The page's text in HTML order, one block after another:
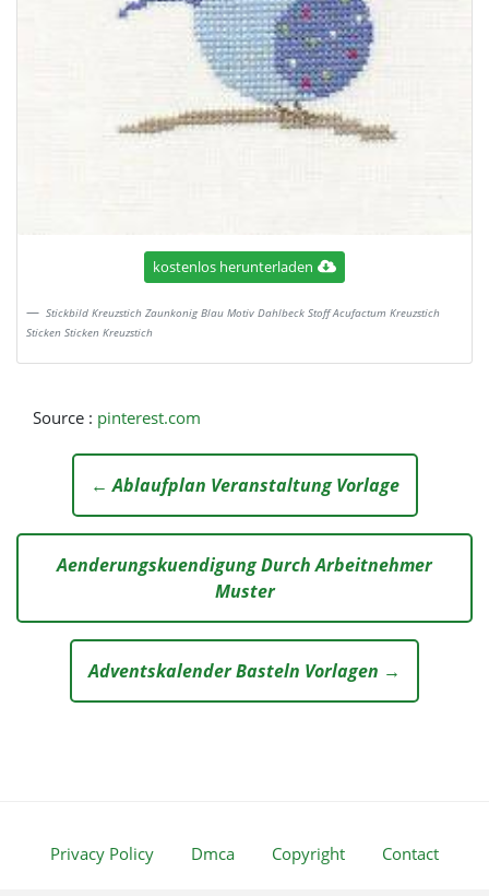
kostenlos herunterladen
Stickbild Kreuzstich Zaunkonig Blau Motiv Dahlbeck Stoff Acufactum Kreuzstich
Sticken Sticken Kreuzstich
Source : pinterest.com
← Ablaufplan Veranstaltung Vorlage
Aenderungskuendigung Durch Arbeitnehmer
Muster
Adventskalender Basteln Vorlagen →
Privacy Policy Dmca Copyright Contact